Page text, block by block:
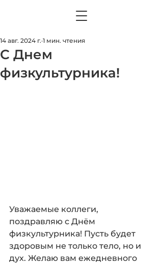
С Днем
физкультурника!
14 авг. 2024 г. 1 мин. чтения
Уважаемые коллеги,
поздравляю с Днём
физкультурника! Пусть будет
здоровым не только тело, но и
дух. Желаю вам ежедневного